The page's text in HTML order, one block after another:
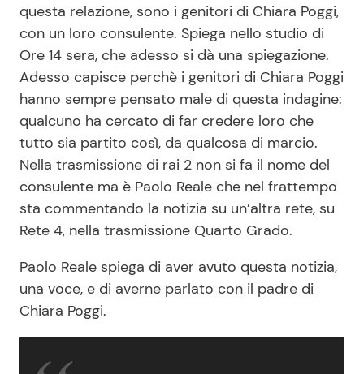
questa relazione, sono i genitori di Chiara Poggi,
con un loro consulente. Spiega nello studio di
Ore 14 sera, che adesso si dà una spiegazione.
Adesso capisce perchè i genitori di Chiara Poggi
hanno sempre pensato male di questa indagine:
qualcuno ha cercato di far credere loro che
tutto sia partito così, da qualcosa di marcio.
Nella trasmissione di rai 2 non si fa il nome del
consulente ma è Paolo Reale che nel frattempo
sta commentando la notizia su un’altra rete, su
Rete 4, nella trasmissione Quarto Grado.
Paolo Reale spiega di aver avuto questa notizia,
una voce, e di averne parlato con il padre di
Chiara Poggi.